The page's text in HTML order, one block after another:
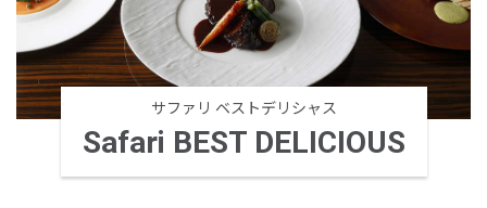
サファリ ベストデリシャス
Safari BEST DELICIOUS